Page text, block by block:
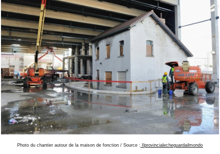
Photo du chantier autour de la maison de fonction / Source : Ilprovincialecheguardailmondo